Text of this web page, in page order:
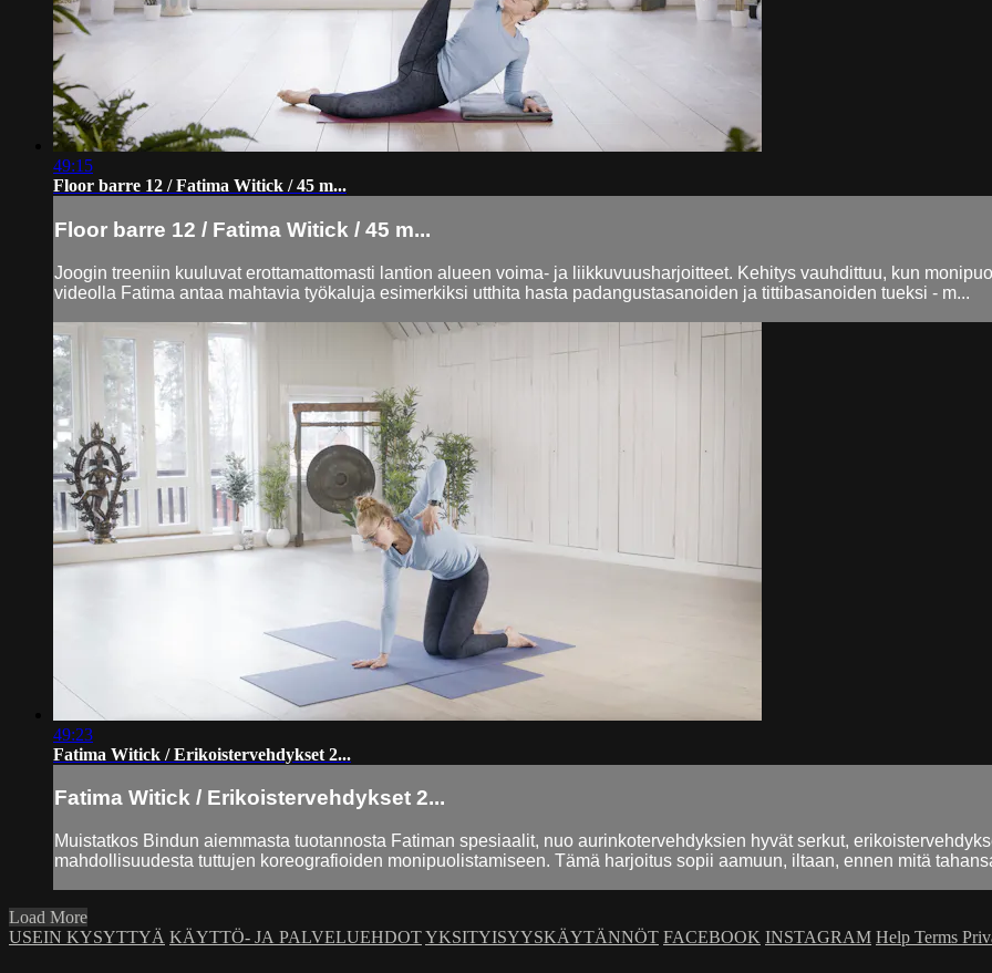
49:15
Floor barre 12 / Fatima Witick / 45 m...
Floor barre 12 / Fatima Witick / 45 m...
Joogin treeniin kuuluvat erottamattomasti lantion alueen voima- ja liikkuvuusharjoitteet. Kehitys vauhdittuu, kun
videolla Fatima antaa mahtavia työkaluja esimerkiksi utthita hasta padangustasanoiden ja tittibasanoiden tueksi - m...
49:23
Fatima Witick / Erikoistervehdykset 2...
Fatima Witick / Erikoistervehdykset 2...
Muistatkos Bindun aiemmasta tuotannosta Fatiman spesiaalit, nuo aurinkotervehdyksien hyvät serkut,
mahdollisuudesta tuttujen koreografioiden monipuolistamiseen. Tämä harjoitus sopii aamuun, iltaan, ennen mitä
Load More
USEIN KYSYTTYÄ KÄYTTÖ- JA PALVELUEHDOTYKSITYISYYSKÄYTÄNNÖT FACEBOOK INSTAGRAM Help Terms